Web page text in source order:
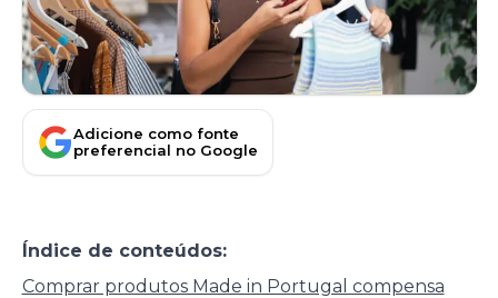
Adicione como fonte
preferencial no Google
Índice de conteúdos:
Comprar produtos Made in Portugal compensa